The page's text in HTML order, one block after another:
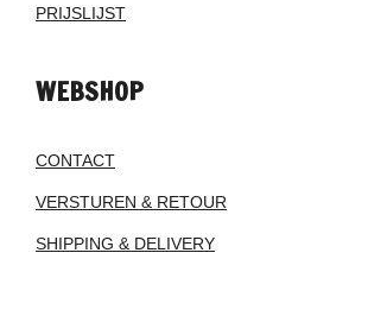
PRIJSLIJST
WEBSHOP
CONTACT
VERSTUREN & RETOUR
SHIPPING & DELIVERY